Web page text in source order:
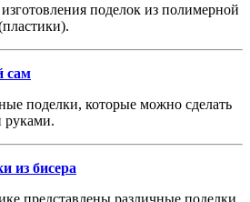
поделок из полимерной
сам
поделки, которые можно сделать
руками.
из бисера
представлены различные поделки